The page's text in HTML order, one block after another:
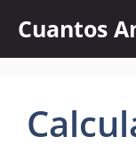
content
Cuantos